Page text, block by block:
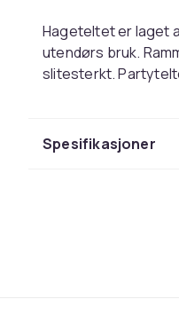
Hageteltet er laget
utendørs bruk.
slitesterkt.
for enkel inngang.
MERK: Dette
storm osv. (Vi er
Spesifikasjoner